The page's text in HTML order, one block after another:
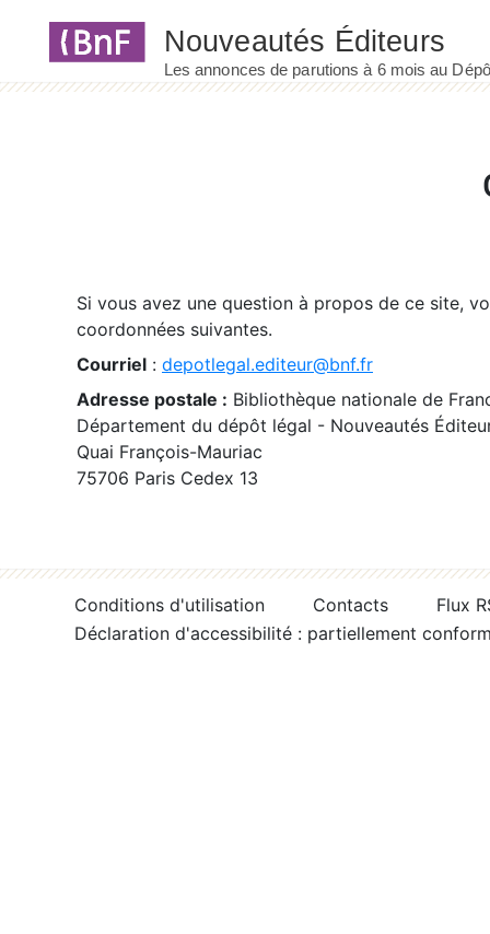
Si vous avez une question à propos de ce site,
coordonnées suivantes.
Courriel : depotlegal.editeur@bnf.fr
Adresse postale : Bibliothèque nationale de
Département du dépôt légal - Nouveautés
Quai François-Mauriac
75706 Paris Cedex 13
Conditions d'utilisation Contacts
Flux
Déclaration d'accessibilité : partiellement